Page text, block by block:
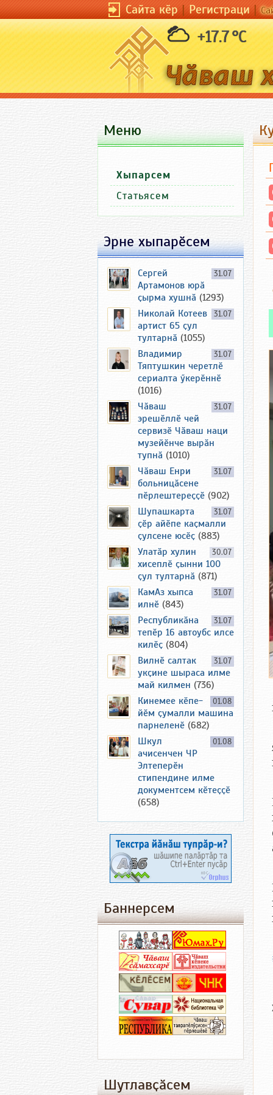
Сайта кӗр|Регистраци|
+17.7 °C
Меню
Хыпарсем
Статьясем
Эрне хыпарӗсем
31.07
Сергей
Артамонов юрӑ
ҫырма хушнӑ (1293)
31.07
Николай Котеев
артист 65 ҫул
тултарнӑ (1055)
31.07
Владимир
Тяптушкин черетлӗ
сериалта ӳкерӗннӗ
(1016)
31.07
Чӑваш
эрешӗллӗ чей
сервизӗ Чӑваш наци
музейӗнче вырӑн
тупнӑ (1010)
31.07
Чӑваш Енри
больницӑсене
пӗрлештереҫҫӗ (902)
31.07
Шупашкарта
ҫӗр айӗпе каҫмалли
ҫулсене юсӗҫ (883)
30.07
Улатӑр хулин
хисеплӗ ҫынни 100
ҫул тултарнӑ (871)
31.07
КамАз хыпса
илнӗ (843)
31.07
Республикӑна
тепӗр 16 автоубс илсе
килӗҫ (804)
31.07
Вилнӗ салтак
укҫине шыраса илме
май килмен (736)
01.08
Кинемее кӗпе-
йӗм ҫумалли машина
парнеленӗ (682)
01.08
Шкул
ачисенчен ЧР
Элтеперӗн
стипендине илме
документсем кӗтеҫҫӗ
(658)
Баннерсем
Шутлавҫӑсем